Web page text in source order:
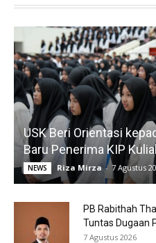
USK Beri Orientasi
Baru Penerima KIP
NEWS Riza Mirza - 7 Agustus
PB Rabithah
Tuntas Dugaan
7 Agustus 2026